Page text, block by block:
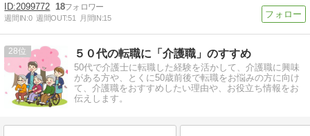
2099772 18
週間IN:0 週間OUT:51 月間IN:15
28 ５０代の転職に「介護職」のすすめ
50代で介護士に転職した経験を活かして、介護職に興味
がある方や、とくに50歳前後で転職をお悩みの方に向け
て、介護職をおすすめしたい理由や、お役立ち情報をお
伝えします。